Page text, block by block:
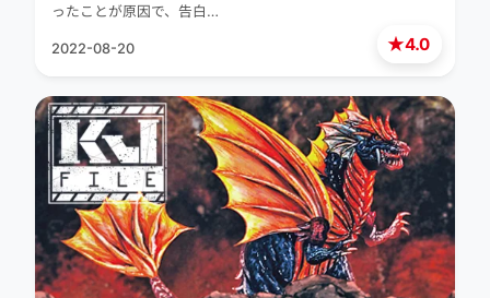
★4.0
ったことが原因で、告白…
2022-08-20